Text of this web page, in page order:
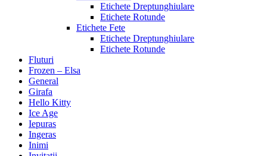
Etichete Dreptunghiulare
Etichete Rotunde
Etichete Fete
Etichete Dreptunghiulare
Etichete Rotunde
Fluturi
Frozen – Elsa
General
Girafa
Hello Kitty
Ice Age
Iepuras
Ingeras
Inimi